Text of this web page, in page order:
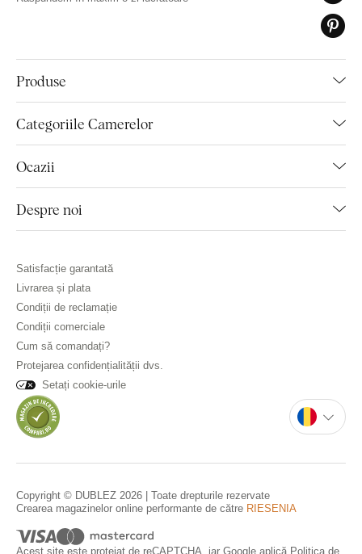
Produse
Categoriile Camerelor
Ocazii
Despre noi
Satisfacție garantată
Livrarea și plata
Condiții de reclamație
Condiții comerciale
Cum să comandați?
Protejarea confidențialității dvs.
Setați cookie-urile
Copyright © DUBLEZ 2026 | Toate drepturile rezervate
Crearea magazinelor online performante de către RIESENIA
Acest site este protejat de reCAPTCHA, iar Google aplică Politica de